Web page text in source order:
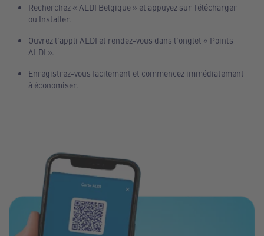
Recherchez « ALDI Belgique » et appuyez sur Télécharger
ou Installer.
Ouvrez l'appli ALDI et rendez-vous dans l'onglet « Points
ALDI ».
Enregistrez-vous facilement et commencez immédiatement
à économiser.